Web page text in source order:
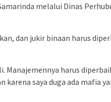
melalui Dinas
dan jukir binaan harus
Manajemennya harus
saya duga ada mafia